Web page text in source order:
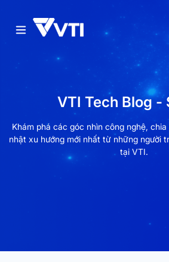
VTI Tech Blog -
Khám phá các góc nhìn công nghệ,
nhật xu hướng mới nhất từ những người
tại VTI.